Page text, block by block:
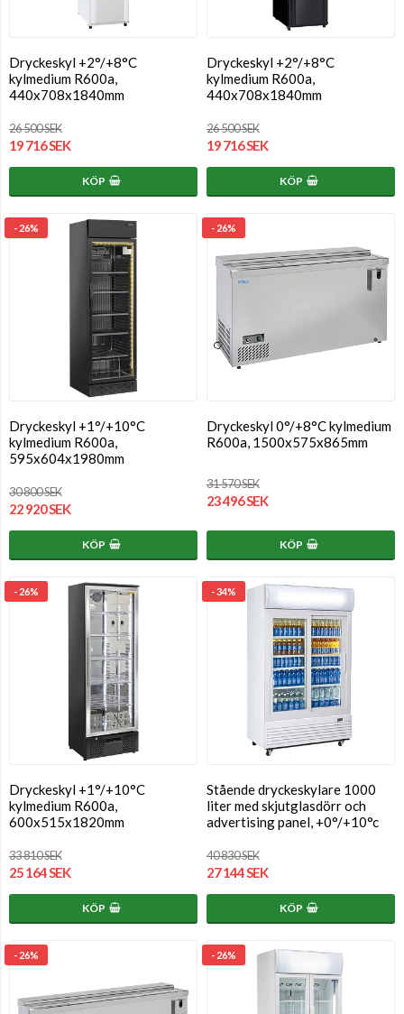
Dryckeskyl +2°/+8°C
kylmedium R600a,
440x708x1840mm
26 500 SEK
19 716 SEK
KÖP
Dryckeskyl +2°/+8°C
kylmedium R600a,
440x708x1840mm
26 500 SEK
19 716 SEK
KÖP
- 26%
Dryckeskyl +1°/+10°C
kylmedium R600a,
595x604x1980mm
30 800 SEK
22 920 SEK
KÖP
- 26%
Dryckeskyl 0°/+8°C kylmedium
R600a, 1500x575x865mm
31 570 SEK
23 496 SEK
KÖP
- 26%
Dryckeskyl +1°/+10°C
kylmedium R600a,
600x515x1820mm
33 810 SEK
25 164 SEK
KÖP
- 34%
Stående dryckeskylare 1000
liter med skjutglasdörr och
advertising panel, +0°/+10°c
40 830 SEK
27 144 SEK
KÖP
- 26% - 26%